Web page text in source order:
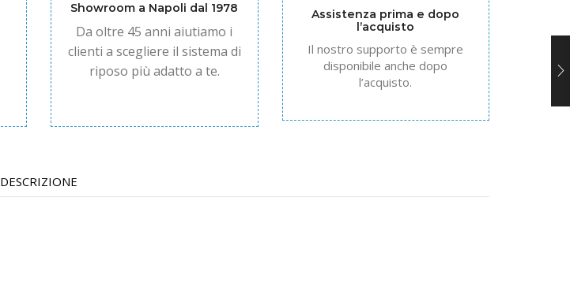
Showroom a Napoli dal 1978
Da oltre 45 anni aiutiamo i
clienti a scegliere il sistema di
riposo più adatto a te.
Assistenza prima e dopo
l’acquisto
Il nostro supporto è sempre
disponibile anche dopo
l’acquisto.
DESCRIZIONE